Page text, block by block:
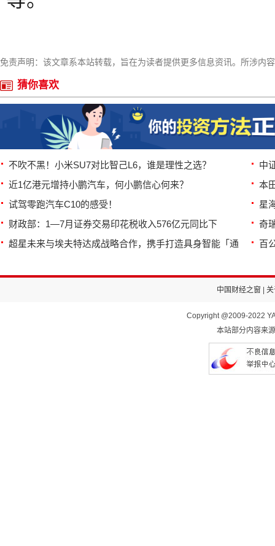
免责声明：该文章系本站转载，旨在为读者提供更多信息资讯。所涉内
猜你喜欢
不吹不黑！小米SU7对比智己L6，谁是理性之选？
中
近1亿港元增持小鹏汽车，何小鹏信心何来？
本
试驾零跑汽车C10的感受！
星
财政部：1—7月证券交易印花税收入576亿元同比下
奇
超星未来与埃夫特达成战略合作，携手打造具身智能「通
百
中国财经之窗 关
Copyright @2009-2022
本站部分内容来